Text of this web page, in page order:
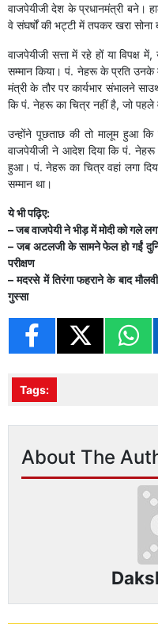
वाजपेयीजी देश के प्रधानमंत्री बने।
वे संघर्षों की भट्टी में तपकर खरा
वाजपेयीजी सत्ता में रहे हों या विपक्ष
सम्मान किया। पं. नेहरू के प्रति
मंत्री के तौर पर कार्यभार संभालने
कि पं. नेहरू का चित्र नहीं है, जो पहले
उन्होंने पूछताछ की तो मालूम हुआ कि
वाजपेयीजी ने आदेश दिया ​कि पं. नेहरू
हुआ। पं. नेहरू का चित्र वहां लगा
सम्मान था।
ये भी पढ़िए:
– जब वाजपेयी ने भीड़ में मोदी को गले
– जब अटलजी के सामने फेल हो गईं
परीक्षण
– मदरसे में तिरंगा फहराने के बाद
गुस्सा
Tags:
About The